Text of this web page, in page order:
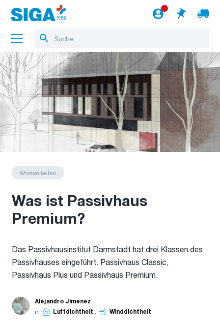
Über uns
Referenzen
Jobs
Wissen teilen
Was ist Passivhaus
Premium?
Das Passivhausinstitut Darmstadt hat drei Klassen des
Passivhauses eingeführt. Passivhaus Classic,
Passivhaus Plus und Passivhaus Premium.
Alejandro Jimenez
in
Luftdichtheit , Winddichtheit